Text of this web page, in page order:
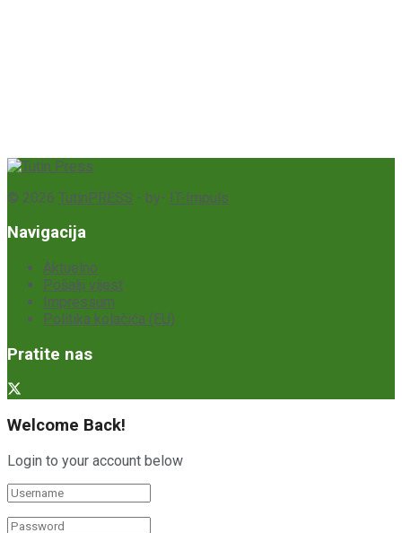
© 2026 TutinPRESS - by- IT-Impuls
Navigacija
Aktuelno
Pošalji vijest
Impressum
Politika kolačića (EU)
Pratite nas
Welcome Back!
Login to your account below